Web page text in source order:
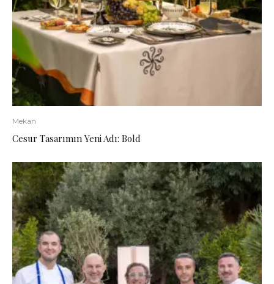
Mekan
Cesur Tasarımın Yeni Adı: Bold